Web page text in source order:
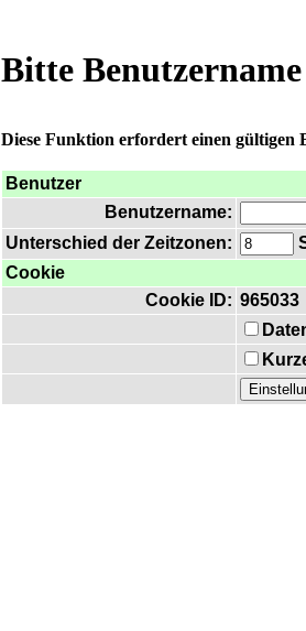
Bitte
Diese Funktion erfordert einen gültigen
Benutzer
Benutzername:
Unterschied der Zeitzonen:
Cookie
Cookie ID: 965033